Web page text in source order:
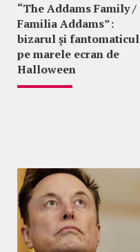
“The Addams Family /
Familia Addams”:
bizarul și fantomaticul
pe marele ecran de
Halloween